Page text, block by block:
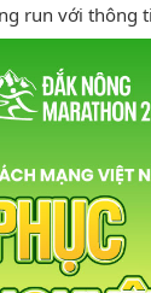
run với thông